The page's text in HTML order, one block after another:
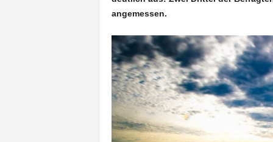
angemessen.